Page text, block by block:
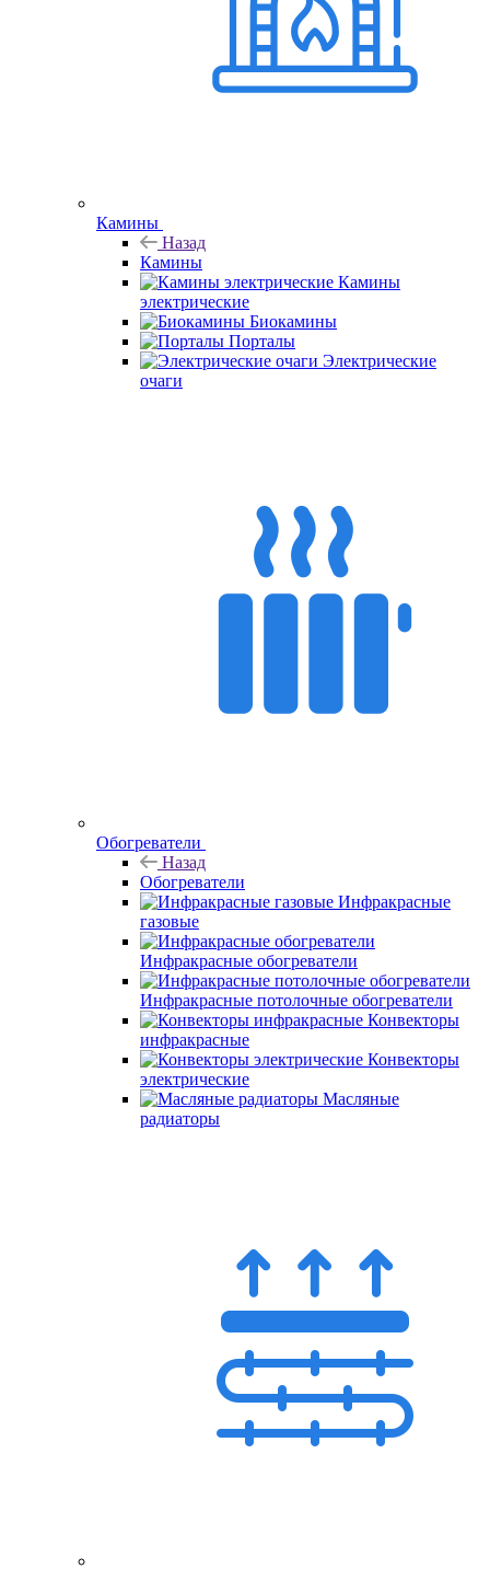
Камины
Назад
Камины
Камины
электрические
Биокамины
Порталы
Электрические
очаги
Обогреватели
Назад
Обогреватели
Инфракрасные
газовые
Инфракрасные обогреватели
Инфракрасные потолочные обогреватели
Конвекторы
инфракрасные
Конвекторы
электрические
Масляные
радиаторы